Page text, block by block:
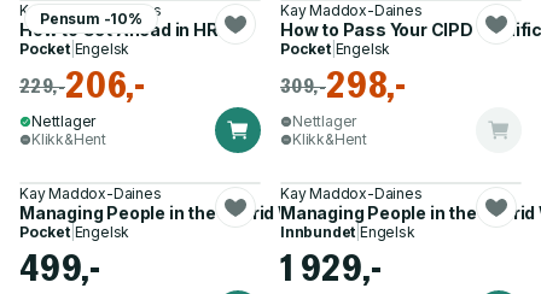
Pensum -10%
Kay Maddox-Daines
How to Get Ahead in HR
Pocket| Engelsk
229,-206,-
Nettlager
Klikk&Hent
Kay Maddox-Daines
How to Pass Your CIPD
Pocket| Engelsk
309,-298,-
Nettlager
Klikk&Hent
Kay Maddox-Daines
Managing People in the Hybrid Workplace
Pocket| Engelsk
499,-
Kay Maddox-Daines
Managing People in the
Innbundet |Engelsk
1 929,-